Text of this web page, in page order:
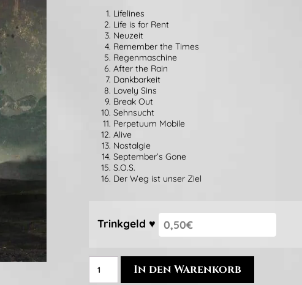
Lifelines
Life is for Rent
Neuzeit
Remember the Times
Regenmaschine
After the Rain
Dankbarkeit
Lovely Sins
Break Out
Sehnsucht
Perpetuum Mobile
Alive
Nostalgie
September’s Gone
S.O.S.
Der Weg ist unser Ziel
Trinkgeld ♥
In den Warenkorb